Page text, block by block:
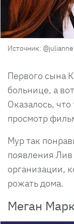
Источник:
Первого сына
больнице, а
Оказалось,
просмотр
Мур так
появления Лив
организации,
рожать дома.
Меган